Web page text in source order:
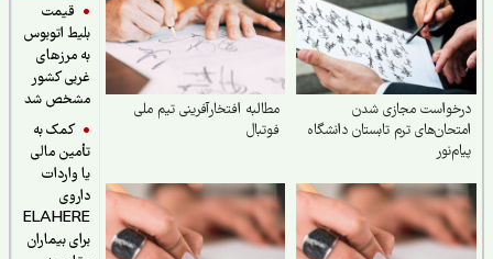
قیمت
بلیط اتوبوس
به مرزهای
غربی کشور
مشخص شد
کمک به
تأمین مالی
یا واردات
داروی
ELAHERE
برای بیماران
مجازی شدن
ترم تابستان دانشگاه
مطالبه افتخارآفرینی تیم ملی
فوتبال